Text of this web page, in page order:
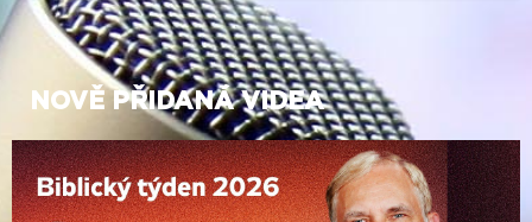
NOVĚ PŘIDANÁ VIDEA